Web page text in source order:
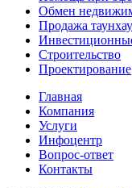
Обмен
Продажа
Строительство
Проектирование
Главная
Компания
Услуги
Инфоцентр
Вопрос-ответ
Контакты